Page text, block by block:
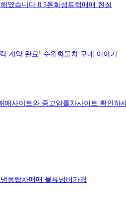
였습니다 8.5톤화성트럭매매 현실
계약 완료! 수원화물차 구매 이야기
매사이트와 중고암롤차사이트 확인하
동탑차매매 물류넘버가격